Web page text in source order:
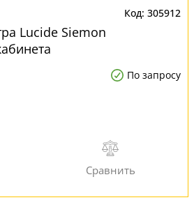
305912
Lucide Siemon
По запросу